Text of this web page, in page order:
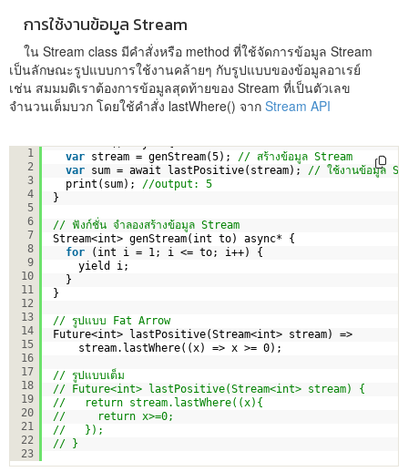
การใช้งานข้อมูล Stream
ใน Stream class มีคำสั่งหรือ method ที่ใช้จัดการข้อมูล Stream
เป็นลักษณะรูปแบบการใช้งานคล้ายๆ กับรูปแบบของข้อมูลอาเรย์
เช่น สมมมติเราต้องการข้อมูลสุดท้ายของ Stream ที่เป็นตัวเลข
จำนวนเต็มบวก โดยใช้คำสั่ง lastWhere() จาก Stream API
1
2
3
4
5
6
7
8
9
10
11
12
13
14
15
16
17
18
19
20
21
22
23
var stream = genStream(5); // สร้างข้อมูล Stream
var sum = await lastPositive(stream); // ใช้งานข้อมูล
print(sum); //output: 5
}
// ฟังก์ชั่น จำลองสร้างข้อมูล Stream
Stream<int> genStream(int to) async* {
for
(int i = 1; i <= to; i++) {
yield i;
}
}
// รูปแบบ Fat Arrow
Future<int> lastPositive(Stream<int> stream) =>
stream.lastWhere((x) => x >= 0);
// รูปแบบเต็ม
// Future<int> lastPositive(Stream<int> stream) {
//   return stream.lastWhere((x){
//     return x>=0;
//   });
// }